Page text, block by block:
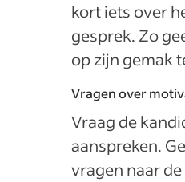
kort iets over
gesprek. Zo
op zijn gemak
Vragen over
Vraag de
aanspreken.
vragen naar